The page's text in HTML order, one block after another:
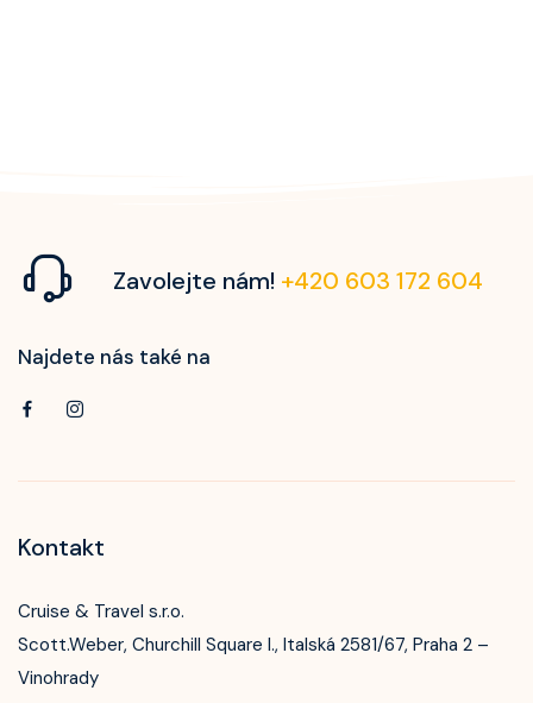
Zavolejte nám! +420 603 172 604
Najdete nás také na
Kontakt
Cruise & Travel s.r.o.
Scott.Weber, Churchill Square I., Italská 2581/67, Praha 2 –
Vinohrady